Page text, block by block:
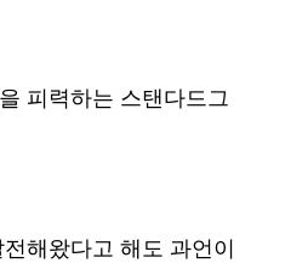
피력하는 스탠다드그
해왔다고 해도 과언이